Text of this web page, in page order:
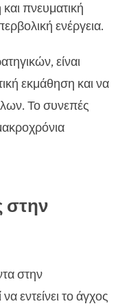
πνευματική
ενέργεια.
είναι
εκμάθηση και να
Το συνεπές
στην
στην
εντείνει το άγχος